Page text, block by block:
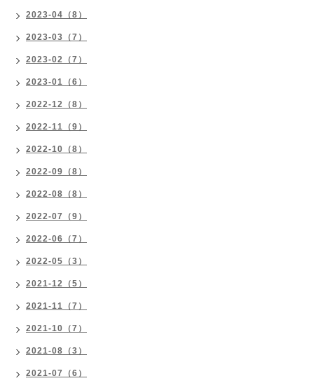
2023-04（8）
2023-03（7）
2023-02（7）
2023-01（6）
2022-12（8）
2022-11（9）
2022-10（8）
2022-09（8）
2022-08（8）
2022-07（9）
2022-06（7）
2022-05（3）
2021-12（5）
2021-11（7）
2021-10（7）
2021-08（3）
2021-07（6）